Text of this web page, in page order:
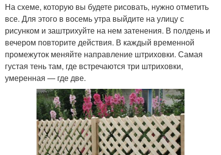
На схеме, которую вы будете рисовать, нужно отметить
все. Для этого в восемь утра выйдите на улицу с
рисунком и заштрихуйте на нем затенения. В полдень и
вечером повторите действия. В каждый временной
промежуток меняйте направление штриховки. Самая
густая тень там, где встречаются три штриховки,
умеренная — где две.